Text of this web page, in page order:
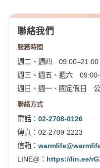
聯絡我們
服務時間
週二、週四 09:00–21:00
週三、週五、週六
週日、週一、國定假日
聯絡方式
電話： 02-2708-0126
傳真：02-2709-2223
信箱：
LINE@： https://lin.ee/